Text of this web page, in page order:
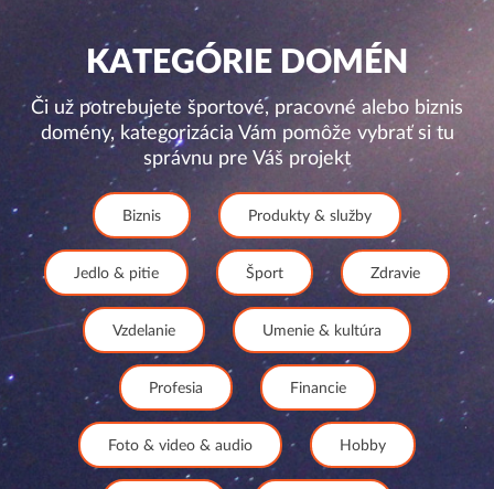
KATEGÓRIE DOMÉN
Či už potrebujete športové, pracovné alebo biznis
domény, kategorizácia Vám pomôže vybrať si tu
správnu pre Váš projekt
Biznis Produkty & služby
Jedlo & pitie Šport Zdravie
Vzdelanie Umenie & kultúra
Profesia Financie
Foto & video & audio Hobby